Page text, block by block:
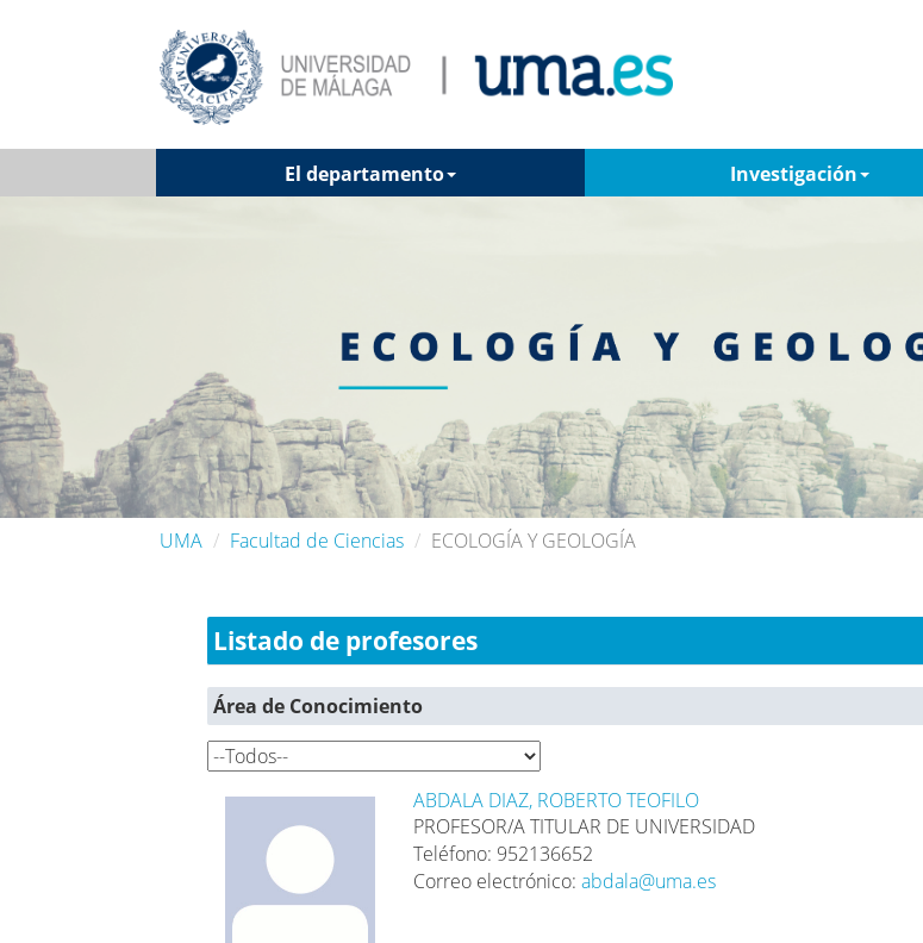
El departamento Investigación
UMA Facultad de Ciencias ECOLOGÍA Y GEOLOGÍA
Listado de profesores
Área de Conocimiento
ABDALA DIAZ, ROBERTO TEOFILO
PROFESOR/A TITULAR DE UNIVERSIDAD
Teléfono: 952136652
Correo electrónico:abdala@uma.es